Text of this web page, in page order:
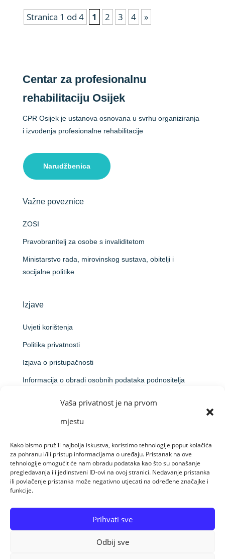
Vaša privatnost je na prvom
mjestu
Kako bismo pružili najbolja iskustva, koristimo tehnologije poput kolačića
za pohranu i/ili pristup informacijama o uređaju. Pristanak na ove
tehnologije omogućit će nam obradu podataka kao što su ponašanje
pregledavanja ili jedinstveni ID-ovi na ovoj stranici. Nedavanje pristanka
ili povlačenje pristanka može negativno utjecati na određene značajke i
funkcije.
Prihvati sve
Odbij sve
Stranica 1 od 4 1 2 3 4 »
Centar za profesionalnu
rehabilitaciju Osijek
CPR Osijek je ustanova osnovana u svrhu organiziranja
i izvođenja profesionalne rehabilitacije
Narudžbenica
Važne poveznice
ZOSI
Pravobranitelj za osobe s invaliditetom
Ministarstvo rada, mirovinskog sustava, obitelji i
socijalne politike
Izjave
Uvjeti korištenja
Politika privatnosti
Izjava o pristupačnosti
Informacija o obradi osobnih podataka podnositelja
Obavijest o obradi putem videonadzora
Made by Raido Solutions &CroArt Studio